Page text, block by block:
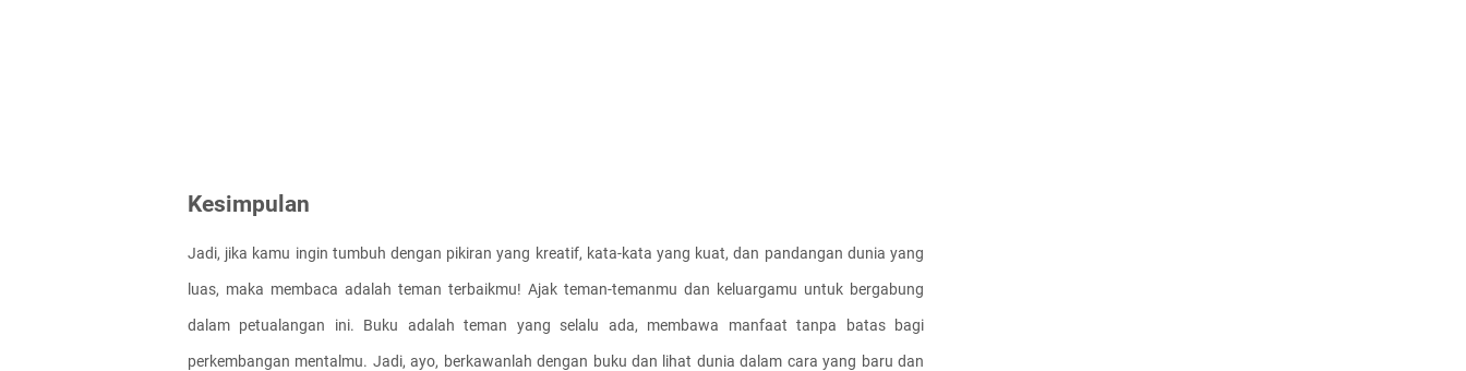
Kesimpulan
Jadi, jika kamu ingin tumbuh dengan pikiran yang kreatif, kata-kata yang kuat, dan pandangan dunia yang
luas, maka membaca adalah teman terbaikmu! Ajak teman-temanmu dan keluargamu untuk bergabung
dalam petualangan ini. Buku adalah teman yang selalu ada, membawa manfaat tanpa batas bagi
perkembangan mentalmu. Jadi, ayo, berkawanlah dengan buku dan lihat dunia dalam cara yang baru dan